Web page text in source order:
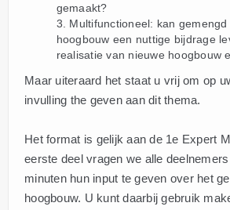
gemaakt?
Multifunctioneel: kan gemengd
hoogbouw een nuttige bijdrage
realisatie van nieuwe hoogbouw
Maar uiteraard het staat u vrij om op
invulling the geven aan dit thema.
Het format is gelijk aan de 1e Expert
eerste deel vragen we alle
minuten hun input te geven over het
hoogbouw. U kunt daarbij gebruik